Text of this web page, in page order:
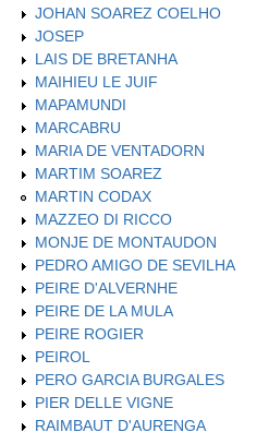
JOHAN SOAREZ COELHO
JOSEP
LAIS DE BRETANHA
MAIHIEU LE JUIF
MAPAMUNDI
MARCABRU
MARIA DE VENTADORN
MARTIM SOAREZ
MARTIN CODAX
MAZZEO DI RICCO
MONJE DE MONTAUDON
PEDRO AMIGO DE SEVILHA
PEIRE D'ALVERNHE
PEIRE DE LA MULA
PEIRE ROGIER
PEIROL
PERO GARCIA BURGALES
PIER DELLE VIGNE
RAIMBAUT D'AURENGA